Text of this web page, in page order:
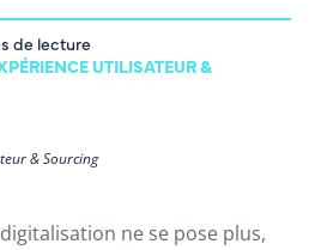
de lecture
UTILISATEUR &
& Sourcing
ne se pose plus,